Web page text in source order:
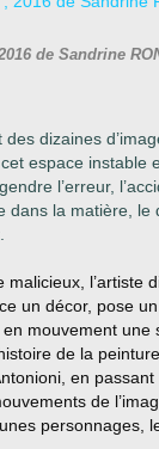
de Sandrine
des dizaines
espace instable
l’erreur,
dans la matière, le
malicieux, l’artiste
un décor, pose
mouvement une
de la
en
de
personnages,